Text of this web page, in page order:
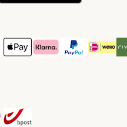
Method
Payment Method
Apple Pay Payment Method
Klarna Payment Method
PayPal Payment
iDeal
Method
Method
Mondial Relay Shipping Method